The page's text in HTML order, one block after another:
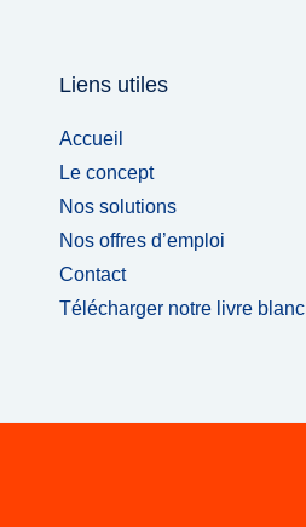
Liens utiles
Accueil
Le concept
Nos solutions
Nos offres d’emploi
Contact
Télécharger notre livre blanc